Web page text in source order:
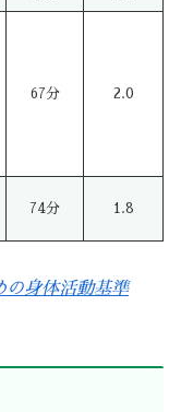
67分 2.0
74分 1.8
身体活動基準